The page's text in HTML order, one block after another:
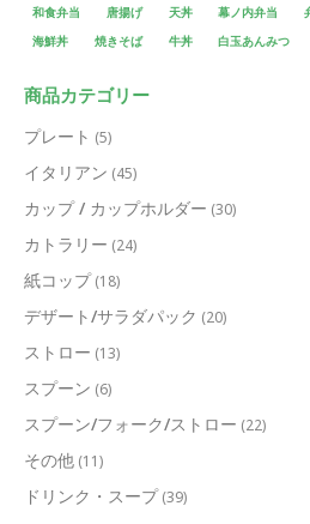
和食弁当
唐揚げ 天丼 幕ノ内弁当
海鮮丼
焼きそば 牛丼 白玉あんみつ
商品カテゴリー
プレート (5)
イタリアン (45)
カップ / カップホルダー (30)
カトラリー (24)
紙コップ (18)
デザート/サラダパック (20)
ストロー (13)
スプーン (6)
スプーン/フォーク/ストロー (22)
その他 (11)
ドリンク・スープ (39)